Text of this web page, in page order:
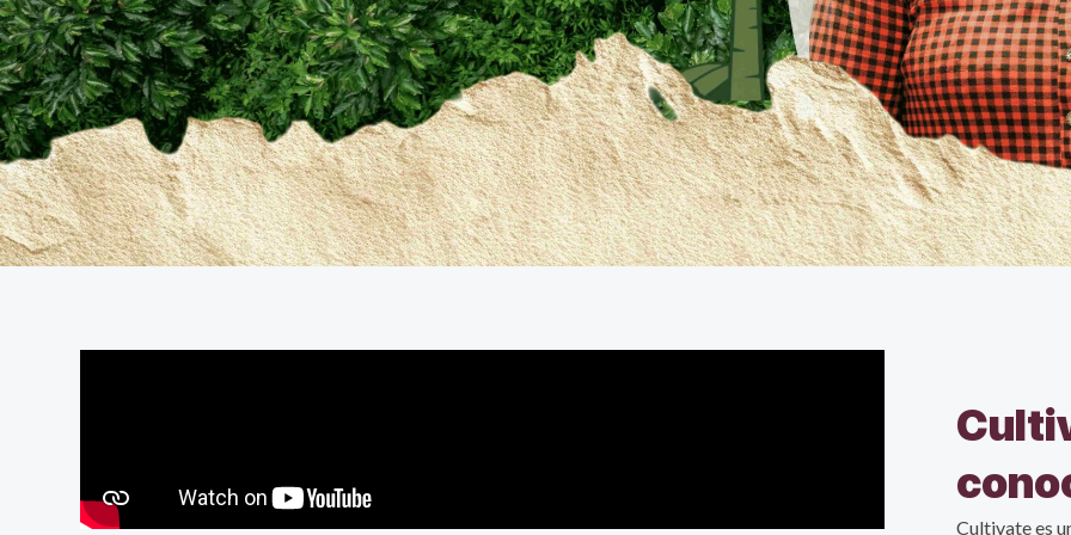
¡Cumplimos
5 de junio del
2026
Cultivate es
Remember me Lost your password?